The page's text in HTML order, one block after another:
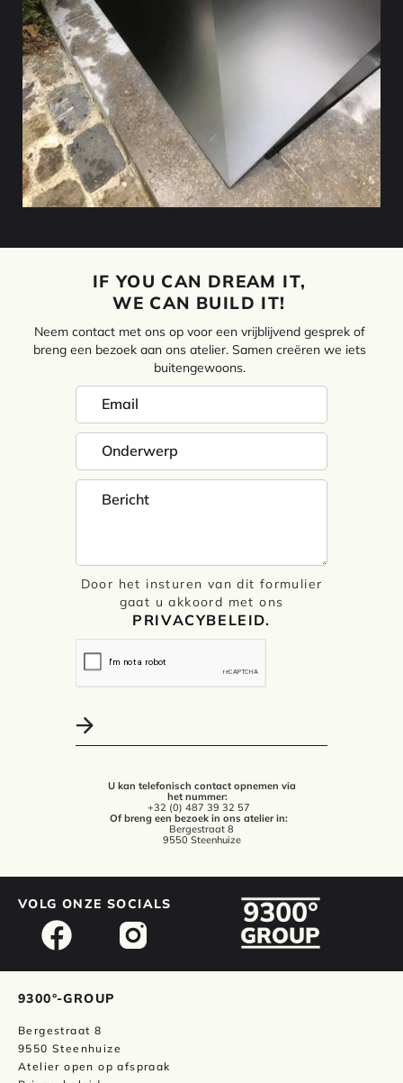
IF YOU CAN DREAM IT,
WE CAN BUILD IT!
Neem contact met ons op voor een vrijblijvend gesprek of
breng een bezoek aan ons atelier. Samen creëren we iets
buitengewoons.
Door het insturen van dit formulier
gaat u akkoord met ons
PRIVACYBELEID.
U kan telefonisch contact opnemen via
het nummer:
+32 (0) 487 39 32 57
Of breng een bezoek in ons atelier in:
Bergestraat 8
9550 Steenhuize
VOLG ONZE SOCIALS
9300°-GROUP
Bergestraat 8
9550 Steenhuize
Atelier open op afspraak